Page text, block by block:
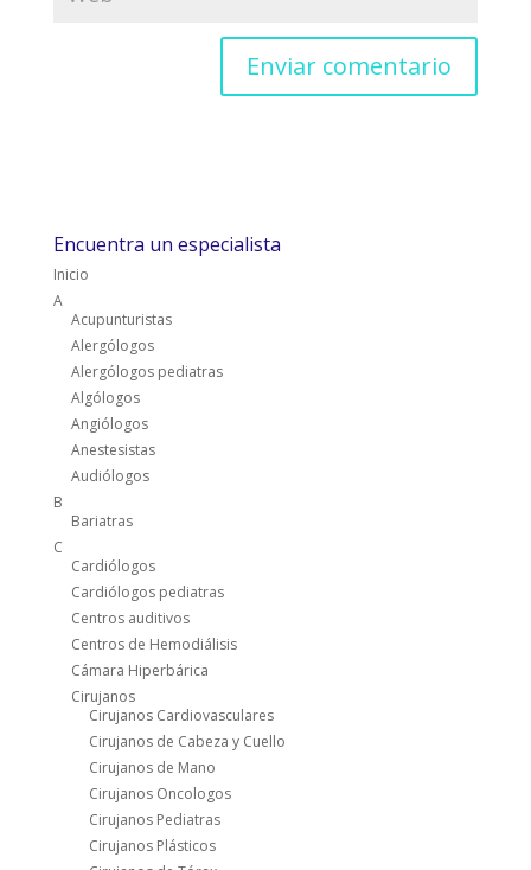
Encuentra un especialista
Inicio
A
Acupunturistas
Alergólogos
Alergólogos pediatras
Algólogos
Angiólogos
Anestesistas
Audiólogos
B
Bariatras
C
Cardiólogos
Cardiólogos pediatras
Centros auditivos
Centros de Hemodiálisis
Cámara Hiperbárica
Cirujanos
Cirujanos Cardiovasculares
Cirujanos de Cabeza y Cuello
Cirujanos de Mano
Cirujanos Oncologos
Cirujanos Pediatras
Cirujanos Plásticos